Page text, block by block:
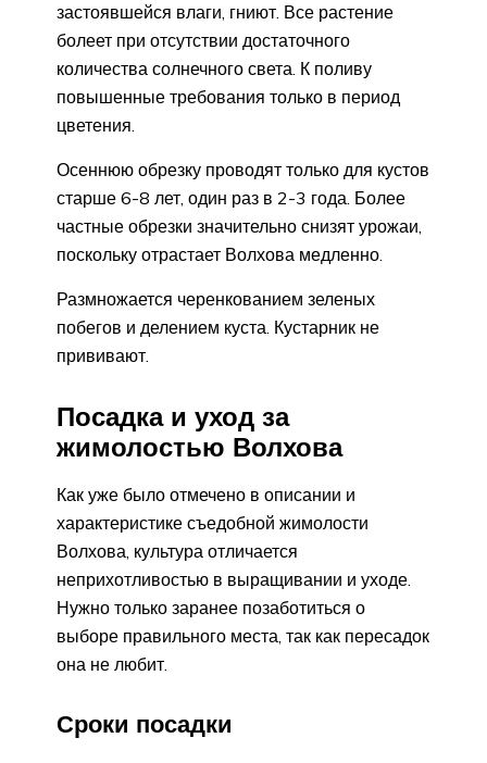
застоявшейся влаги, гниют. Все растение
болеет при отсутствии достаточного
количества солнечного света. К поливу
повышенные требования только в период
цветения.
Осеннюю обрезку проводят только для кустов
старше 6-8 лет, один раз в 2-3 года. Более
частные обрезки значительно снизят урожаи,
поскольку отрастает Волхова медленно.
Размножается черенкованием зеленых
побегов и делением куста. Кустарник не
прививают.
Посадка и уход за
жимолостью Волхова
Как уже было отмечено в описании и
характеристике съедобной жимолости
Волхова, культура отличается
неприхотливостью в выращивании и уходе.
Нужно только заранее позаботиться о
выборе правильного места, так как пересадок
она не любит.
Сроки посадки